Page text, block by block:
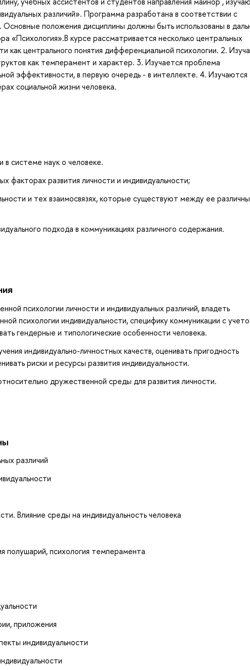
различий». Программа разработана в соответствии с
положения дисциплины должны быть использованы в
«Психология».В курсе рассматривается несколько центральных
как центрального понятия дифференциальной психологии. 2.
как темперамент и характер. 3. Изучается проблема
эффективности, в первую очередь - в интеллекте. 4. Изучаются
социальной жизни человека.
системе наук о человеке.
факторах развития личности и индивидуальности;
и тех взаимосвязях, которые существуют между ее
подхода в коммуникациях различного содержания.
психологии личности и индивидуальных различий, владеть
психологии индивидуальности, специфику коммуникации с
гендерные и типологические особенности человека.
индивидуально-личностных качеств, оценивать пригодность
риски и ресурсы развития индивидуальности.
дружественной среды для развития личности.
различий
Влияние среды на индивидуальность человека
полушарий, психология темперамента
приложения
индивидуальности